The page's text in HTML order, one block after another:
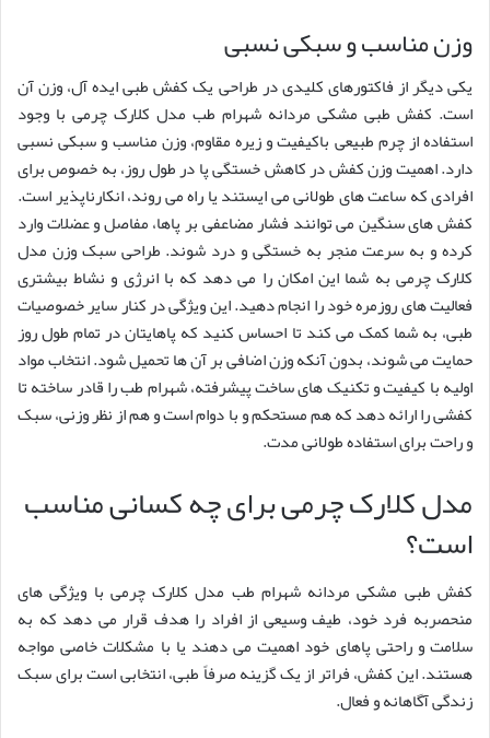
وزن مناسب و سبکی نسبی
یکی دیگر از فاکتورهای کلیدی در طراحی یک کفش طبی ایده آل، وزن آن
است. کفش طبی مشکی مردانه شهرام طب مدل کلارک چرمی با وجود
استفاده از چرم طبیعی باکیفیت و زیره مقاوم، وزن مناسب و سبکی نسبی
دارد. اهمیت وزن کفش در کاهش خستگی پا در طول روز، به خصوص برای
افرادی که ساعت های طولانی می ایستند یا راه می روند، انکارناپذیر است.
کفش های سنگین می توانند فشار مضاعفی بر پاها، مفاصل و عضلات وارد
کرده و به سرعت منجر به خستگی و درد شوند. طراحی سبک وزن مدل
کلارک چرمی به شما این امکان را می دهد که با انرژی و نشاط بیشتری
فعالیت های روزمره خود را انجام دهید. این ویژگی در کنار سایر خصوصیات
طبی، به شما کمک می کند تا احساس کنید که پاهایتان در تمام طول روز
حمایت می شوند، بدون آنکه وزن اضافی بر آن ها تحمیل شود. انتخاب مواد
اولیه با کیفیت و تکنیک های ساخت پیشرفته، شهرام طب را قادر ساخته تا
کفشی را ارائه دهد که هم مستحکم و با دوام است و هم از نظر وزنی، سبک
و راحت برای استفاده طولانی مدت.
مدل کلارک چرمی برای چه کسانی مناسب
است؟
کفش طبی مشکی مردانه شهرام طب مدل کلارک چرمی با ویژگی های
منحصربه فرد خود، طیف وسیعی از افراد را هدف قرار می دهد که به
سلامت و راحتی پاهای خود اهمیت می دهند یا با مشکلات خاصی مواجه
هستند. این کفش، فراتر از یک گزینه صرفاً طبی، انتخابی است برای سبک
زندگی آگاهانه و فعال.